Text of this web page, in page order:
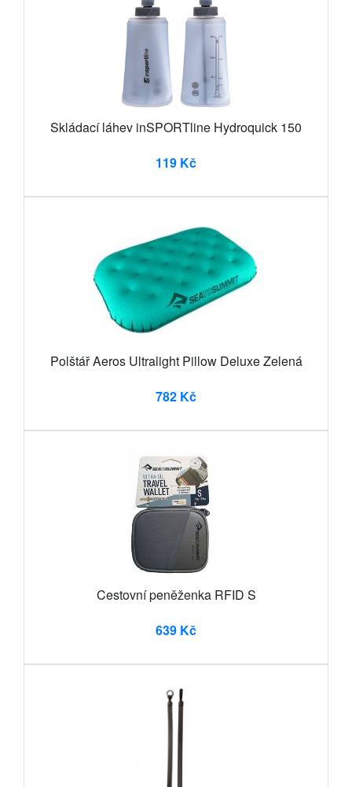
Skládací láhev inSPORTline Hydroquick 150
119 Kč
Polštář Aeros Ultralight Pillow Deluxe Zelená
782 Kč
Cestovní peněženka RFID S
639 Kč